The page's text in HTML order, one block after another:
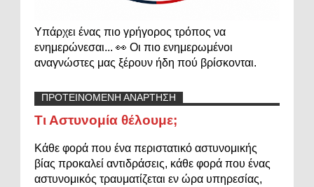
Υπάρχει ένας πιο γρήγορος τρόπος να
ενημερώνεσαι... 👀 Οι πιο ενημερωμένοι
αναγνώστες μας ξέρουν ήδη πού βρίσκονται.
ΠΡΟΤΕΙΝΟΜΕΝΗ ΑΝΑΡΤΗΣΗ
Τι Αστυνομία θέλουμε;
Κάθε φορά που ένα περιστατικό αστυνομικής
βίας προκαλεί αντιδράσεις, κάθε φορά που ένας
αστυνομικός τραυματίζεται εν ώρα υπηρεσίας,